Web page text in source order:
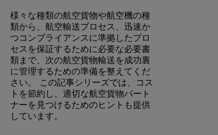
様々な種類の航空貨物や航空機の種
類から、航空輸送プロセス、迅速か
つコンプライアンスに準拠したプロ
セスを保証するために必要な必要書
類まで、次の航空貨物輸送を成功裏
に管理するための準備を整えてくだ
さい。 この記事シリーズでは、コス
トを節約し、適切な航空貨物パート
ナーを見つけるためのヒントも提供
しています。